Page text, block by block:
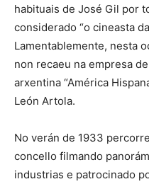
habituais de José Gil por
considerado “o cineasta
Lamentablemente, nesta
non recaeu na empresa
arxentina “América
León Artola.
No verán de 1933
concello filmando
industrias e patrocinado